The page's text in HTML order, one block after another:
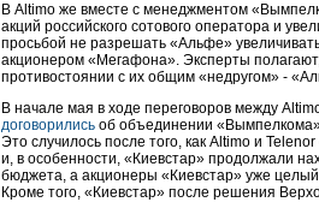
В Altimo же вместе с менеджментом
акций российского сотового оператора и
просьбой не разрешать «Альфе»
акционером «Мегафона». Эксперты
противостоянии с их общим «недругом» -
В начале мая в ходе переговоров между
договорились об объединении «Вымпелкома»
Это случилось после того, как Altimo и
и, в особенности, «Киевстар» продолжали
бюджета, а акционеры «Киевстар» уже целый
Кроме того, «Киевстар» после решения